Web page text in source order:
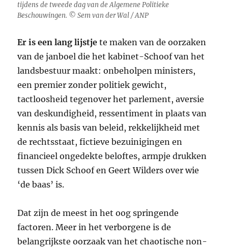
tijdens de tweede dag van de Algemene Politieke
Beschouwingen. © Sem van der Wal / ANP
Er is een lang lijstje te maken van de oorzaken
van de janboel die het kabinet-Schoof van het
landsbestuur maakt: onbeholpen ministers,
een premier zonder politiek gewicht,
tactloosheid tegenover het parlement, aversie
van deskundigheid, ressentiment in plaats van
kennis als basis van beleid, rekkelijkheid met
de rechtsstaat, fictieve bezuinigingen en
financieel ongedekte beloftes, armpje drukken
tussen Dick Schoof en Geert Wilders over wie
‘de baas’ is.
Dat zijn de meest in het oog springende
factoren. Meer in het verborgene is de
belangrijkste oorzaak van het chaotische non-